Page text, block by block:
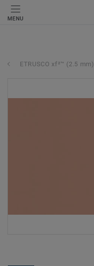
MENU
ETRUSCO xf²™ (2.5 mm)